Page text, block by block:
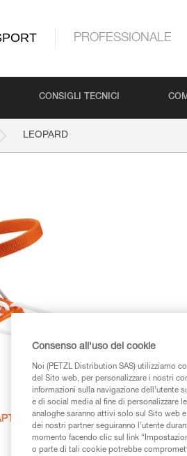
PROFESSIONALE
CONSIGLI TECNICI
LEOPARD
Consenso all'uso dei cookie
Noi (PETZL Distribution SAS) utilizziamo
del Sito web, per personalizzare i nostri
informazioni sulla navigazione dell’utente
e di social media al fine di personalizzare
analoghe saranno attivi solo sul Sito web
dei nostri partner seguiranno l’utente
momento facendo clic sul link
o parte di tali cookie potrebbe